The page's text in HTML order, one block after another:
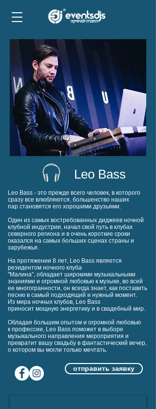
Leo Bass
Leo Bass - это прежде всего человек, в которого
сразу все влюбляются, большенство наших
пар становятся его хорошими друзьями.
Один из самых востребованных диджеев ночной
клубной индустрии, начал свой путь в клубах
северного региона и в очень короткие сроки
оказался на самых больших сценах страны и
зарубежья.
На протяжении 8 лет, Leo Bass является
резидентом ночного клуба
"Малина", обладает широкими музыкальными
знаниями и огромной любовью к музыке, во всей
ее многогранности, он всегда знает, как поставить
песню в самый подходящий и нужный момент.
Из мира ночных клубов, Leo Bass
приносит мощную энергетику и в свадебный мир.
Обладая большим опытом и огромной любовью
к профессии, Leo Bass поможет в выборе
музыкального направления мероприятия и
превратит вашу свадьбу в фантастический вечер,
о котором вы могли только мечтать.
отправить заявку